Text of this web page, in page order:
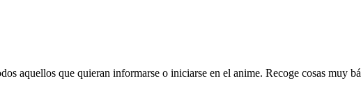
aquellos que quieran informarse o iniciarse en el anime. Recoge cosas muy